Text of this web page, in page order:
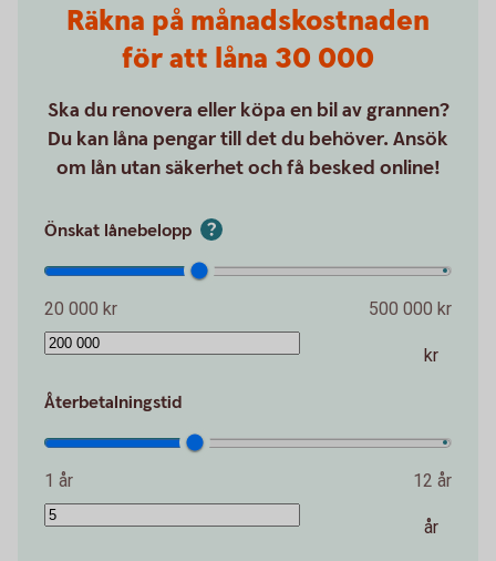
Räkna på månadskostnaden
för att låna 30 000
Ska du renovera eller köpa en bil av grannen?
Du kan låna pengar till det du behöver. Ansök
om lån utan säkerhet och få besked online!
Önskat lånebelopp
20 000 kr 500 000 kr
kr
Återbetalningstid
1 år 12 år
år